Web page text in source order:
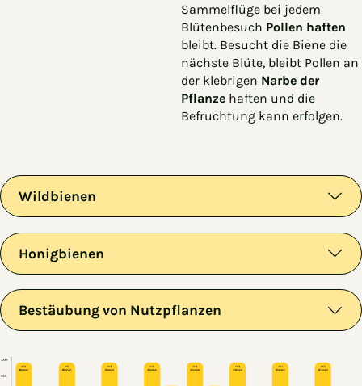
Sammelflüge bei jedem
Blütenbesuch Pollen haften
bleibt. Besucht die Biene die
nächste Blüte, bleibt Pollen an
der klebrigen Narbe der
Pflanze haften und die
Befruchtung kann erfolgen.
Wildbienen
Honigbienen
Bestäubung von Nutzpflanzen